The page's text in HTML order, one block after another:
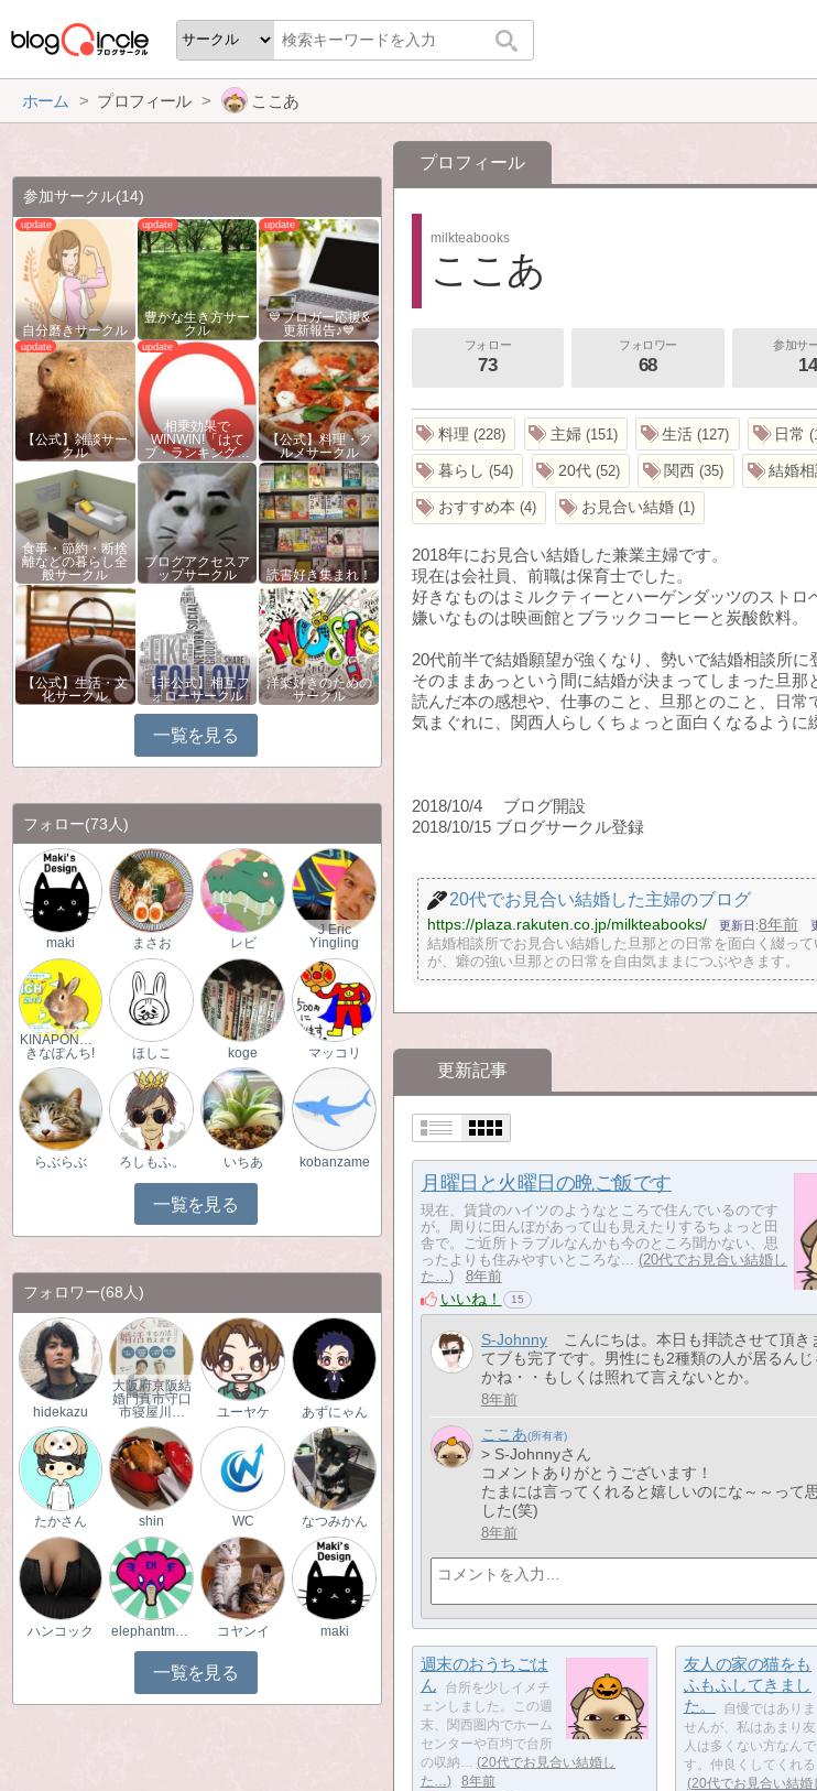
ホーム プロフィール ここあ
プロフィール
milkteabooks
ここあ
フォロー
73
フォロワー
68
参加サ
14
料理 228 主婦 151 生活 127 日常
暮らし 54 20代 52 関西 35 結婚
おすすめ本 4 お見合い結婚 1
2018年にお見合い結婚した兼業主婦です。
現在は会社員、前職は保育士でした。
好きなものはミルクティーとハーゲンダッツのストロ
嫌いなものは映画館とブラックコーヒーと炭酸飲料。
20代前半で結婚願望が強くなり、勢いで結婚相談所に
そのままあっという間に結婚が決まってしまった旦那
読んだ本の感想や、仕事のこと、旦那とのこと、日常
気まぐれに、関西人らしくちょっと面白くなるように
2018/10/4 ブログ開設
2018/10/15 ブログサークル登録
20代でお見合い結婚した主婦のブログ
https://plaza.rakuten.co.jp/milkteabooks/ 更新日 8年前
結婚相談所でお見合い結婚した旦那との日常を面白く綴っ
が、癖の強い旦那との日常を自由気ままにつぶやきます。
更新記事
月曜日と火曜日の晩ご飯です
​​​​​​​​​​​​​​​​​​現在、賃貸のハイツのようなところで住んでいるのです
が。周りに田んぼがあって山も見えたりするちょっと田
舎で。ご近所トラブルなんかも今のところ聞かない、思
ったよりも住みやすいところな...
20代でお見合い結婚し
た…
8年前
いいね！ 15
S-Johnny
こんにちは。本日も拝読させて頂き
てブも完了です。男性にも2種類の人が居るん
かね・・もしくは照れて言えないとか。
8年前
ここあ
> S-Johnnyさん
コメントありがとうございます！
たまには言ってくれると嬉しいのにな～～って
した(笑)
8年前
週末のおうちごは
ん
​​​​​​​​​台所を少しイメチ
ェンしました。この週
末、関西圏内でホーム
センターや百均で台所
の収納…
20代でお見合い結婚し
た…
8年前
友人の家の猫をも
ふもふしてきまし
た。
​​​​​​​自慢ではありま
せんが、私はあまり友
人は多くない方なんで
す。仲良くしてくれ
20代でお見合い結
参加サークル(14)
自分磨きサークル
豊かな生き方サー
クル
💙ブロガー応援&
更新報告♪💙
【公式】雑談サー
クル
相乗効果で
WINWIN!「はて
ブ・ランキング…
【公式】料理・グ
ルメサークル
食事・節約・断捨
離などの暮らし全
般サークル
ブログアクセスア
ップサークル
読書好き集まれ！
【公式】生活・文
化サークル
【非公式】相互フ
ォローサークル
洋楽好きのための
サークル
一覧を見る
フォロー(73人)
maki まさお レビ
J Eric
Yingling
KINAPONCH!
きなぽんち!
ほしこ koge マッコリ
らぶらぶ ろしもふ。 いちあ kobanzame
一覧を見る
フォロワー(68人)
hidekazu
大阪府京阪結
婚門真市守口
市寝屋川…
ユーヤケ あずにゃん
たかさん shin WC なつみかん
ハンコック elephantmask コヤンイ maki
一覧を見る